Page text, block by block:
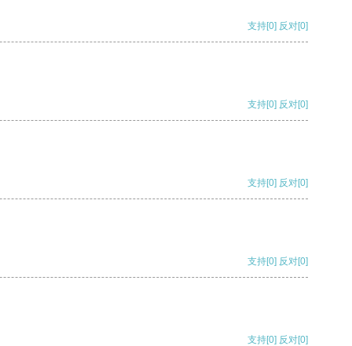
支持[0] 反对[0]
支持[0] 反对[0]
支持[0] 反对[0]
支持[0] 反对[0]
支持[0] 反对[0]